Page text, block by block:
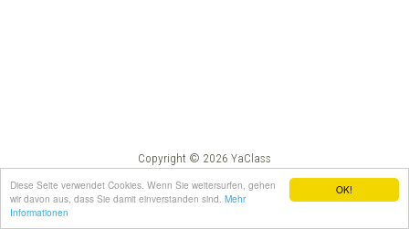
OK!
Diese Seite verwendet Cookies. Wenn Sie weitersurfen, gehen
wir davon aus, dass Sie damit einverstanden sind. Mehr
Informationen
Copyright © 2026 YaClass
Impressum
AGB